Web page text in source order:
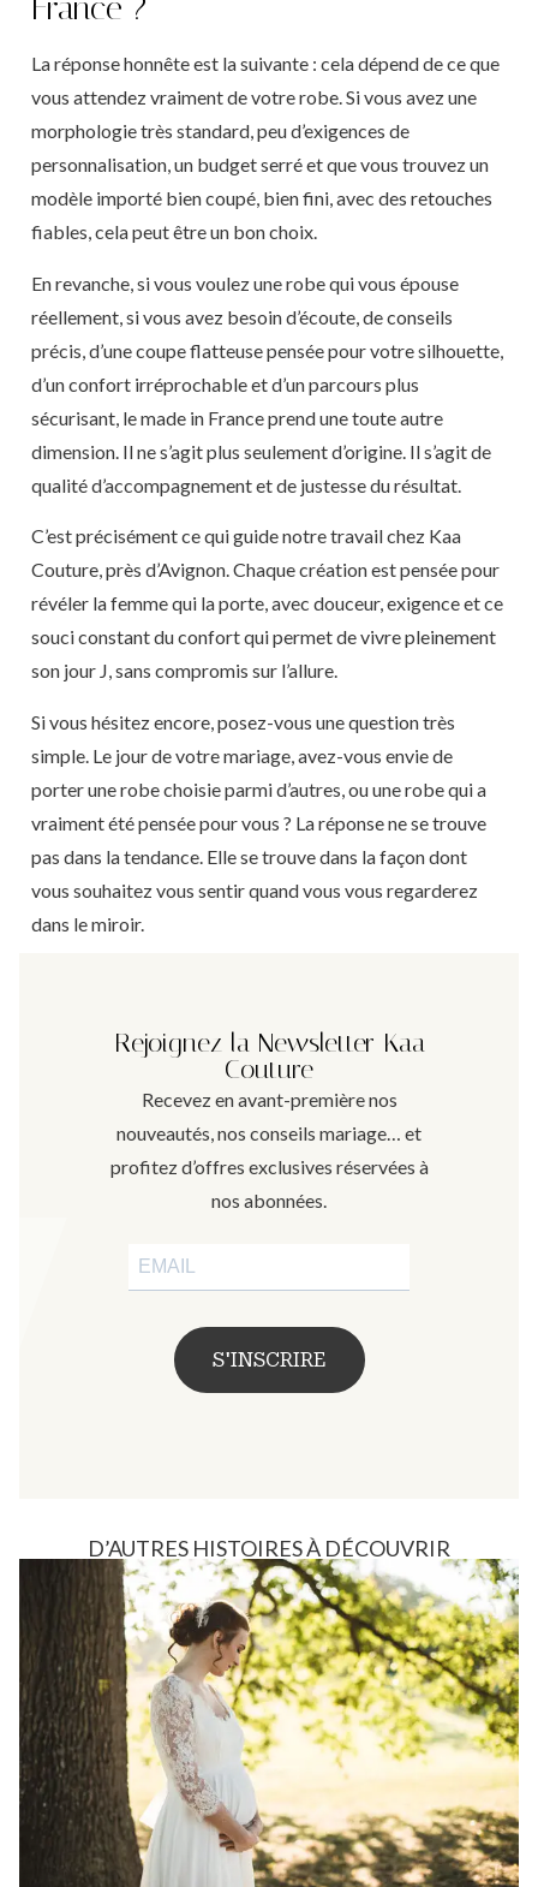
France ?
La réponse honnête est la suivante : cela dépend de ce que
vous attendez vraiment de votre robe. Si vous avez une
morphologie très standard, peu d’exigences de
personnalisation, un budget serré et que vous trouvez un
modèle importé bien coupé, bien fini, avec des retouches
fiables, cela peut être un bon choix.
En revanche, si vous voulez une robe qui vous épouse
réellement, si vous avez besoin d’écoute, de conseils
précis, d’une coupe flatteuse pensée pour votre silhouette,
d’un confort irréprochable et d’un parcours plus
sécurisant, le made in France prend une toute autre
dimension. Il ne s’agit plus seulement d’origine. Il s’agit de
qualité d’accompagnement et de justesse du résultat.
C’est précisément ce qui guide notre travail chez Kaa
Couture, près d’Avignon. Chaque création est pensée pour
révéler la femme qui la porte, avec douceur, exigence et ce
souci constant du confort qui permet de vivre pleinement
son jour J, sans compromis sur l’allure.
Si vous hésitez encore, posez-vous une question très
simple. Le jour de votre mariage, avez-vous envie de
porter une robe choisie parmi d’autres, ou une robe qui a
vraiment été pensée pour vous ? La réponse ne se trouve
pas dans la tendance. Elle se trouve dans la façon dont
vous souhaitez vous sentir quand vous vous regarderez
dans le miroir.
Rejoignez la Newsletter Kaa
Couture
Recevez en avant-première nos
nouveautés, nos conseils mariage… et
profitez d’offres exclusives réservées à
nos abonnées.
S'INSCRIRE
D’AUTRES HISTOIRES À DÉCOUVRIR